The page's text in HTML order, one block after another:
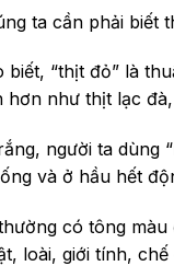
ta cần phải biết
“thịt đỏ” là
hơn như thịt lạc
người ta dùng
và ở hầu hết
có tông
loài, giới tính,